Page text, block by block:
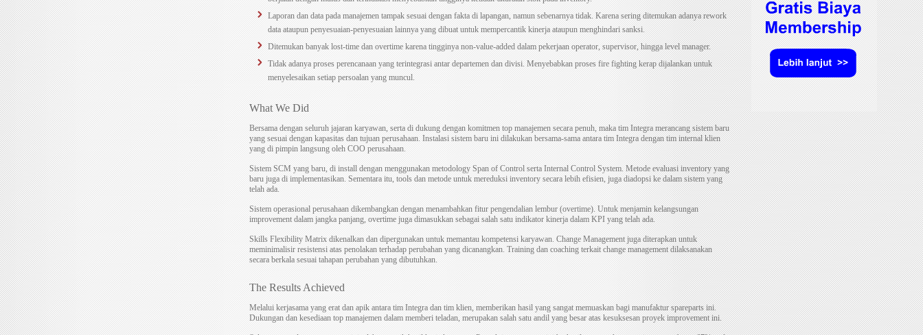
Laporan dan data pada manajemen tampak sesuai dengan fakta di lapangan, namun sebenarnya tidak. Karena sering ditemukan adanya rework
data ataupun penyesuaian-penyesuaian lainnya yang dibuat untuk mempercantik kinerja ataupun menghindari sanksi.
Ditemukan banyak lost-time dan overtime karena tingginya non-value-added dalam pekerjaan operator, supervisor, hingga level manager.
Tidak adanya proses perencanaan yang terintegrasi antar departemen dan divisi. Menyebabkan proses fire fighting kerap dijalankan untuk
menyelesaikan setiap persoalan yang muncul.
What We Did
Bersama dengan seluruh jajaran karyawan, serta di dukung dengan komitmen top manajemen secara penuh, maka tim Integra merancang sistem baru
yang sesuai dengan kapasitas dan tujuan perusahaan. Instalasi sistem baru ini dilakukan bersama-sama antara tim Integra dengan tim internal klien
yang di pimpin langsung oleh COO perusahaan.
Sistem SCM yang baru, di install dengan menggunakan metodology Span of Control serta Internal Control System. Metode evaluasi inventory yang
baru juga di implementasikan. Sementara itu, tools dan metode untuk mereduksi inventory secara lebih efisien, juga diadopsi ke dalam sistem yang
telah ada.
Sistem operasional perusahaan dikembangkan dengan menambahkan fitur pengendalian lembur (overtime). Untuk menjamin kelangsungan
improvement dalam jangka panjang, overtime juga dimasukkan sebagai salah satu indikator kinerja dalam KPI yang telah ada.
Skills Flexibility Matrix dikenalkan dan dipergunakan untuk memantau kompetensi karyawan. Change Management juga diterapkan untuk
meminimalisir resistensi atas penolakan terhadap perubahan yang dicanangkan. Training dan coaching terkait change management dilaksanakan
secara berkala sesuai tahapan perubahan yang dibutuhkan.
The Results Achieved
Melalui kerjasama yang erat dan apik antara tim Integra dan tim klien, memberikan hasil yang sangat memuaskan bagi manufaktur spareparts ini.
Dukungan dan kesediaan top manajemen dalam memberi teladan, merupakan salah satu andil yang besar atas kesuksesan proyek improvement ini.